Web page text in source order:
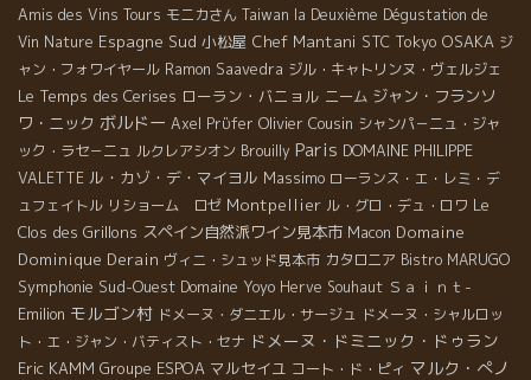
Amis des Vins Tours モニカさん Taiwan la Deuxième Dégustation de
Vin Nature Espagne Sud 小松屋 Chef Mantani STC Tokyo OSAKA ジ
ャン・フォワイヤール Ramon Saavedra ジル・キャトリンヌ・ヴェルジェ
Le Temps des Cerises ローラン・バニョル ニーム ジャン・フランソ
ワ・ニック ボルドー Axel Prϋfer Olivier Cousin シャンパ－ニュ・ジャ
ック・ラセ－ニュ ルクレアシオン Brouilly Paris DOMAINE PHILIPPE
VALETTE ル・カゾ・デ・マイヨル Massimo ローランス・エ・レミ・デ
ュフェイトル リショーム ロゼ Montpellier ル・グロ・デュ・ロワ Le
Clos des Grillons スペイン自然派ワイン見本市 Macon Domaine
Dominique Derain ヴィニ・シュッド見本市 カタロニア Bistro MARUGO
Symphonie Sud-Ouest Domaine Yoyo Herve Souhaut Ｓａｉｎｔ-
Emilion モルゴン村 ドメーヌ・ダニエル・サージュ ドメーヌ・シャルロッ
ト・エ・ジャン・バティスト・セナ ドメーヌ・ドミニック・ドゥラン
Eric KAMM Groupe ESPOA マルセイユ コート・ド・ピィ マルク・ぺノ